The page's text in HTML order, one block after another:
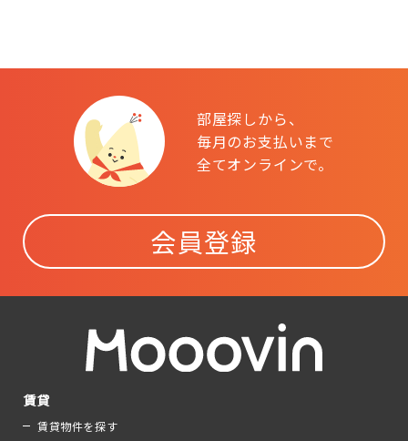
部屋探しから、
毎月のお支払いまで
全てオンラインで。
会員登録
賃貸
賃貸物件を探す